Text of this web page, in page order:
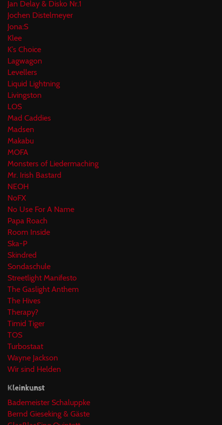
Jan Delay & Disko Nr.1
Jochen Distelmeyer
Jona:S
Klee
K’s Choice
Lagwagon
Levellers
Liquid Lightning
Livingston
LOS
Mad Caddies
Madsen
Makabu
MOFA
Monsters of Liedermaching
Mr. Irish Bastard
NEOH
NoFX
No Use For A Name
Papa Roach
Room Inside
Ska-P
Skindred
Sondaschule
Streetlight Manifesto
The Gaslight Anthem
The Hives
Therapy?
Timid Tiger
TOS
Turbostaat
Wayne Jackson
Wir sind Helden
Kleinkunst
Bademeister Schaluppke
Bernd Gieseking & Gäste